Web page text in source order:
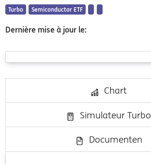
Turbo Semiconductor ETF
Dernière mise à jour le:
Chart
Simulateur Turbo
Documenten